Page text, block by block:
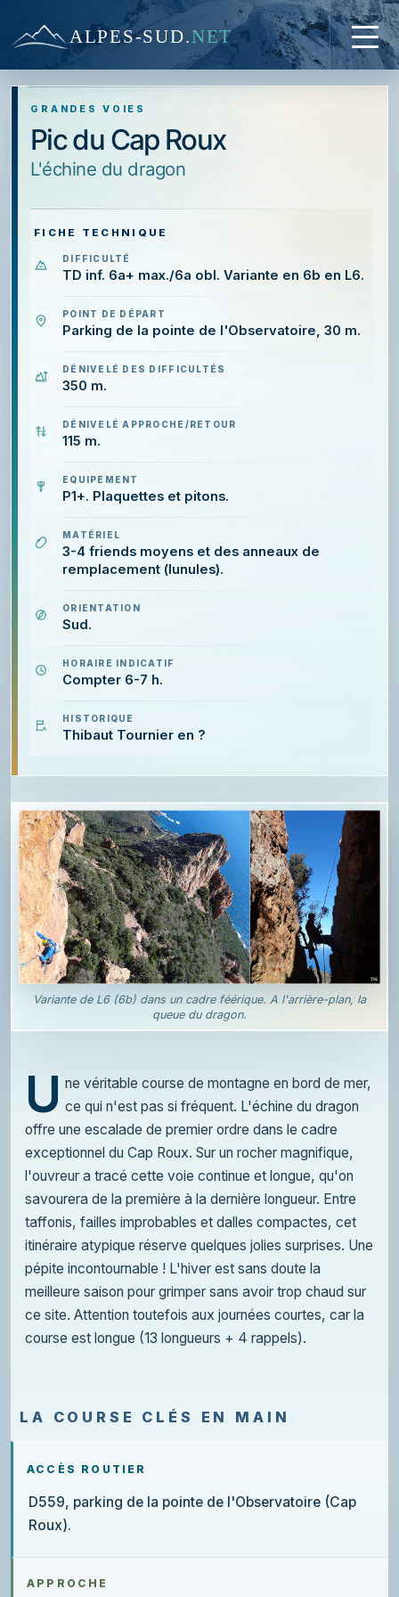
ALPES-SUD.NET
GRANDES VOIES
Pic du Cap Roux
l'échine du dragon
FICHE TECHNIQUE
DIFFICULTÉ
TD inf. 6a+ max./6a obl. Variante en 6b en L6.
POINT DE DÉPART
Parking de la pointe de l'Observatoire, 30 m.
DÉNIVELÉ DES DIFFICULTÉS
350 m.
DÉNIVELÉ APPROCHE/RETOUR
115 m.
EQUIPEMENT
P1+. Plaquettes et pitons.
MATÉRIEL
3-4 friends moyens et des anneaux de
remplacement (lunules).
ORIENTATION
Sud.
HORAIRE INDICATIF
Compter 6-7 h.
HISTORIQUE
Thibaut Tournier en ?
Variante de L6 (6b) dans un cadre féérique. A l'arrière-plan, la
queue du dragon.
U ne véritable course de montagne en bord de mer,
ce qui n'est pas si fréquent. L'échine du dragon
offre une escalade de premier ordre dans le cadre
exceptionnel du Cap Roux. Sur un rocher magnifique,
l'ouvreur a tracé cette voie continue et longue, qu'on
savourera de la première à la dernière longueur. Entre
taffonis, failles improbables et dalles compactes, cet
itinéraire atypique réserve quelques jolies surprises. Une
pépite incontournable ! L'hiver est sans doute la
meilleure saison pour grimper sans avoir trop chaud sur
ce site. Attention toutefois aux journées courtes, car la
course est longue (13 longueurs + 4 rappels).
LA COURSE CLÉS EN MAIN
ACCÈS ROUTIER
D559, parking de la pointe de l'Observatoire (Cap
Roux).
APPROCHE